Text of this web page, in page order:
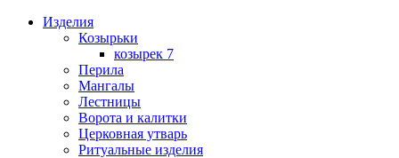
Изделия
Козырьки
козырек 7
Перила
Мангалы
Лестницы
Ворота и калитки
Церковная утварь
Ритуальные изделия